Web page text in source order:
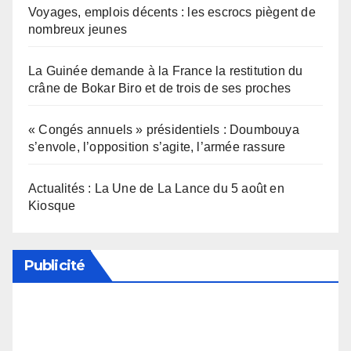
Voyages, emplois décents : les escrocs piègent de
nombreux jeunes
La Guinée demande à la France la restitution du
crâne de Bokar Biro et de trois de ses proches
« Congés annuels » présidentiels : Doumbouya
s’envole, l’opposition s’agite, l’armée rassure
Actualités : La Une de La Lance du 5 août en
Kiosque
Publicité